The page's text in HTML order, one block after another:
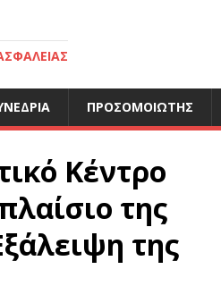
ΠΡΟΣΟΜΟΙΩΤΉΣ
Κέντρο
της
της